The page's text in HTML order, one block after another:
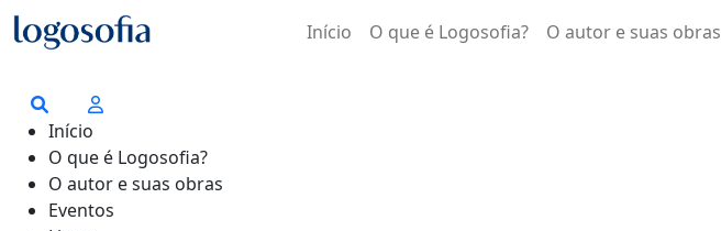
Início O que é Logosofia? O autor e suas obras
Início
O que é Logosofia?
O autor e suas obras
Eventos